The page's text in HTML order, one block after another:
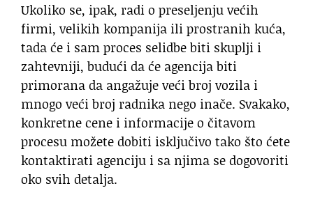
Ukoliko se, ipak, radi o preseljenju većih
firmi, velikih kompanija ili prostranih kuća,
tada će i sam proces selidbe biti skuplji i
zahtevniji, budući da će agencija biti
primorana da angažuje veći broj vozila i
mnogo veći broj radnika nego inače. Svakako,
konkretne cene i informacije o čitavom
procesu možete dobiti isključivo tako što ćete
kontaktirati agenciju i sa njima se dogovoriti
oko svih detalja.